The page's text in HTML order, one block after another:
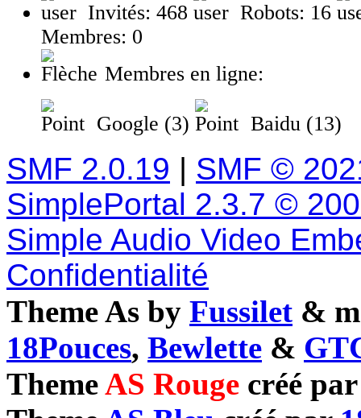
Invités: 468
Robots: 16
Membres: 0
Membres en ligne:
Google (3) Baidu (13)
SMF 2.0.19 | SMF ©
SimplePortal 2.3.7 ©
Simple Audio Video
Confidentialité
Theme As by Fussilet &
18Pouces, Bewlette &
ThemeAS Rouge créé